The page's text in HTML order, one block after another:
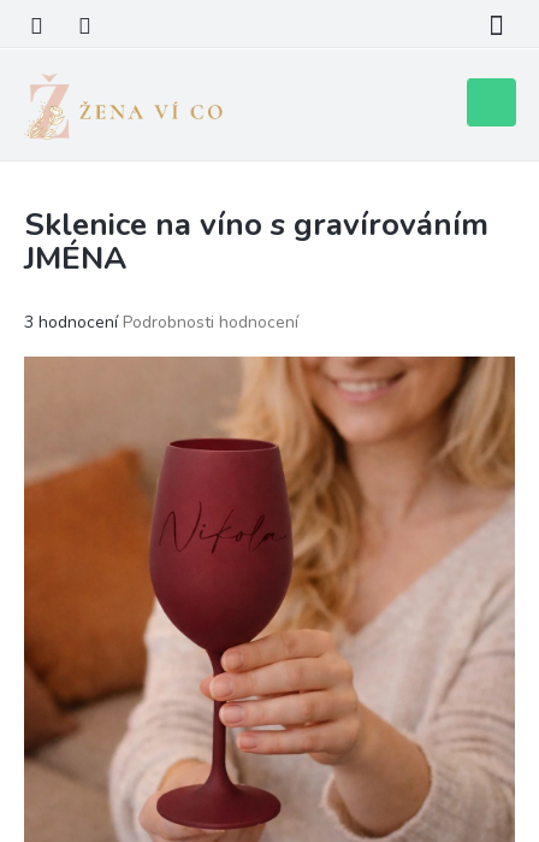
obsah
košík
Sklenice na víno s gravírováním
JMÉNA
Průměrné
hvězdiček.
3 hodnocení Podrobnosti hodnocení